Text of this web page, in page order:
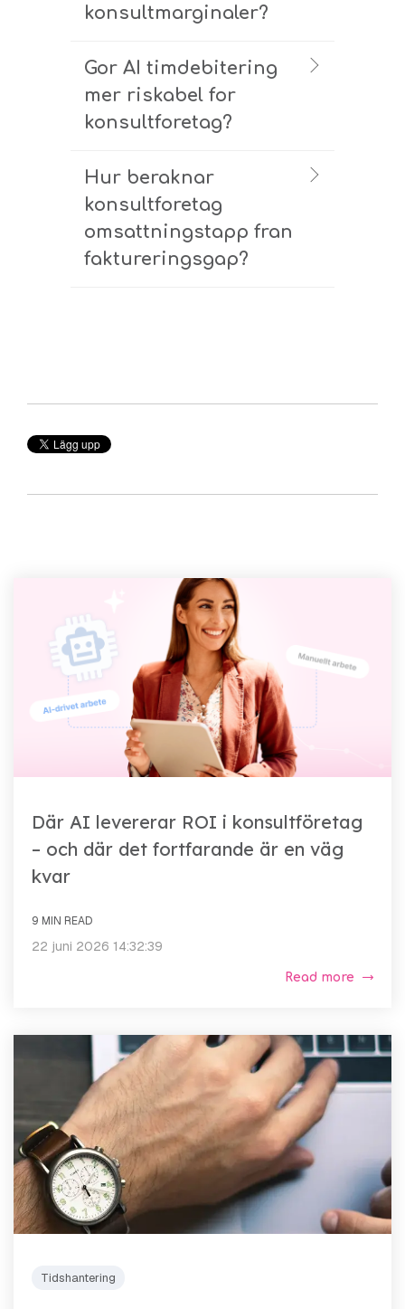
konsultmarginaler?
Gor AI timdebitering
mer riskabel for
konsultforetag?
Hur beraknar
konsultforetag
omsattningstapp fran
faktureringsgap?
Där AI levererar ROI i konsultföretag
– och där det fortfarande är en väg
kvar
9 MIN READ
22 juni 2026 14:32:39
Read more
Tidshantering